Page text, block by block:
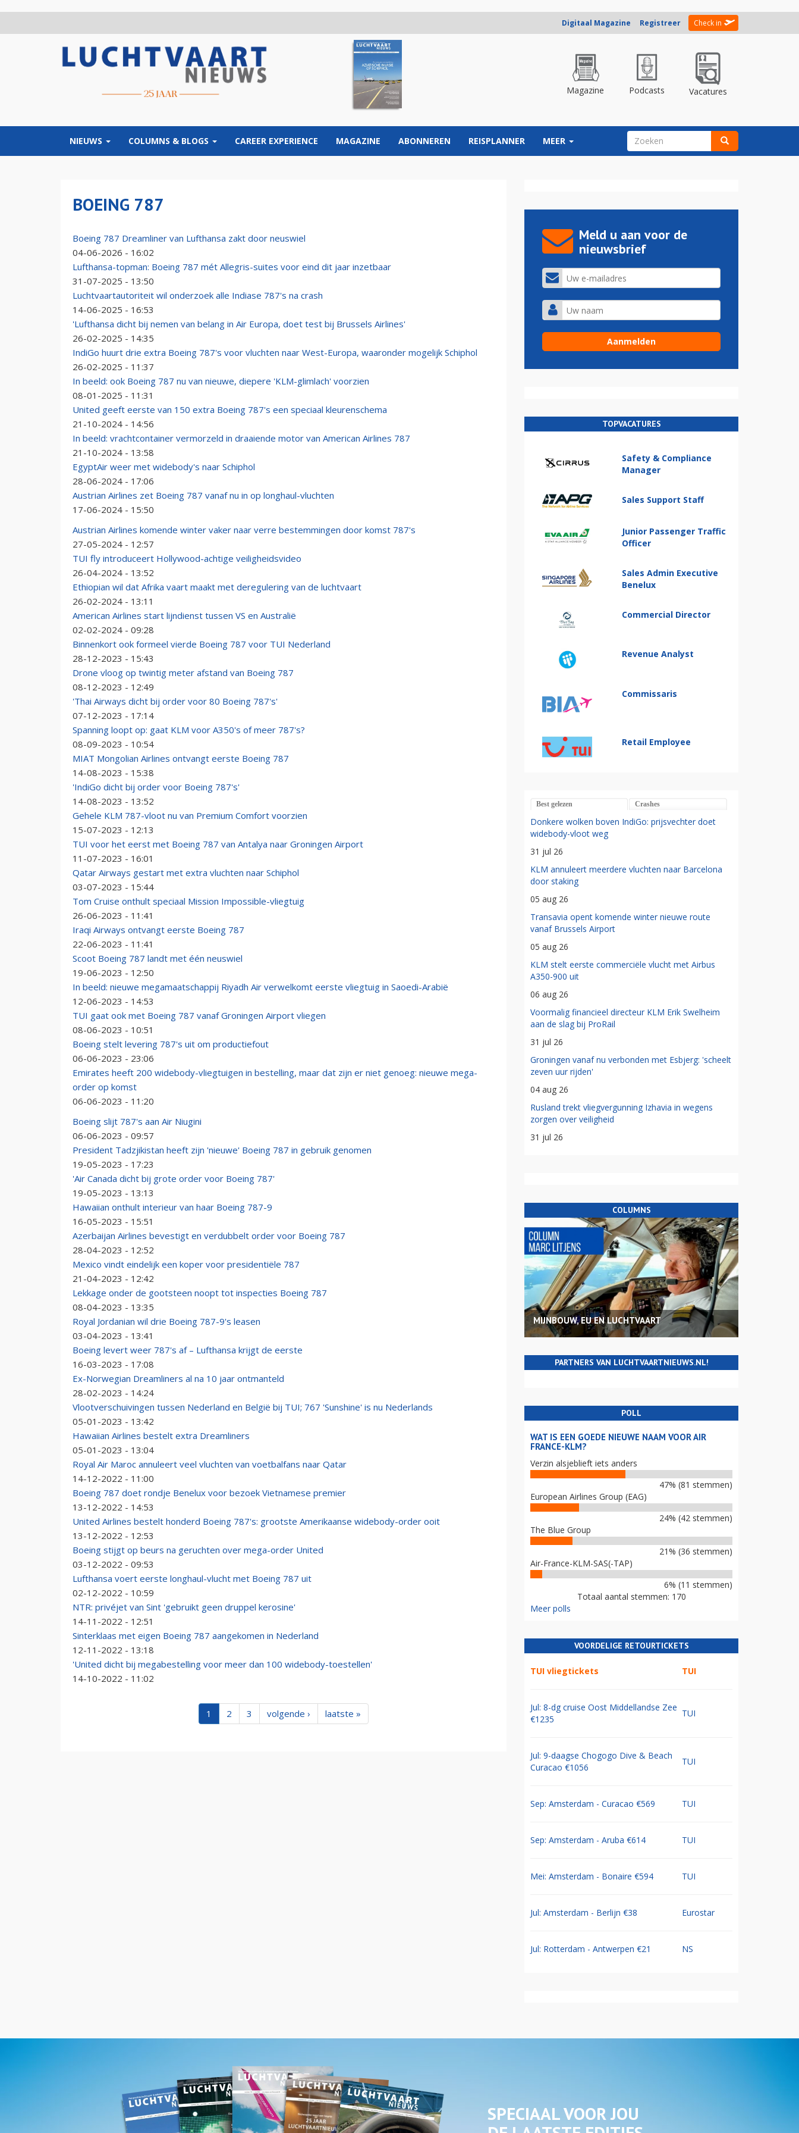
Digitaal Magazine Registreer Check in
Magazine Podcasts Vacatures
NIEUWS COLUMNS & BLOGS CAREER EXPERIENCE MAGAZINE ABONNEREN REISPLANNER MEER ZOEKVELD
BOEING 787
Boeing 787 Dreamliner van Lufthansa zakt door neuswiel
04-06-2026 - 16:02
Lufthansa-topman: Boeing 787 mét Allegris-suites voor eind dit jaar inzetbaar
31-07-2025 - 13:50
Luchtvaartautoriteit wil onderzoek alle Indiase 787's na crash
14-06-2025 - 16:53
'Lufthansa dicht bij nemen van belang in Air Europa, doet test bij Brussels Airlines'
26-02-2025 - 14:35
IndiGo huurt drie extra Boeing 787's voor vluchten naar West-Europa, waaronder mogelijk Schiphol
26-02-2025 - 11:37
In beeld: ook Boeing 787 nu van nieuwe, diepere 'KLM-glimlach' voorzien
08-01-2025 - 11:31
United geeft eerste van 150 extra Boeing 787's een speciaal kleurenschema
21-10-2024 - 14:56
In beeld: vrachtcontainer vermorzeld in draaiende motor van American Airlines 787
21-10-2024 - 13:58
EgyptAir weer met widebody's naar Schiphol
28-06-2024 - 17:06
Austrian Airlines zet Boeing 787 vanaf nu in op longhaul-vluchten
17-06-2024 - 15:50
Austrian Airlines komende winter vaker naar verre bestemmingen door komst 787's
27-05-2024 - 12:57
TUI fly introduceert Hollywood-achtige veiligheidsvideo
26-04-2024 - 13:52
Ethiopian wil dat Afrika vaart maakt met deregulering van de luchtvaart
26-02-2024 - 13:11
American Airlines start lijndienst tussen VS en Australië
02-02-2024 - 09:28
Binnenkort ook formeel vierde Boeing 787 voor TUI Nederland
28-12-2023 - 15:43
Drone vloog op twintig meter afstand van Boeing 787
08-12-2023 - 12:49
'Thai Airways dicht bij order voor 80 Boeing 787's'
07-12-2023 - 17:14
Spanning loopt op: gaat KLM voor A350's of meer 787's?
08-09-2023 - 10:54
MIAT Mongolian Airlines ontvangt eerste Boeing 787
14-08-2023 - 15:38
'IndiGo dicht bij order voor Boeing 787's'
14-08-2023 - 13:52
Gehele KLM 787-vloot nu van Premium Comfort voorzien
15-07-2023 - 12:13
TUI voor het eerst met Boeing 787 van Antalya naar Groningen Airport
11-07-2023 - 16:01
Qatar Airways gestart met extra vluchten naar Schiphol
03-07-2023 - 15:44
Tom Cruise onthult speciaal Mission Impossible-vliegtuig
26-06-2023 - 11:41
Iraqi Airways ontvangt eerste Boeing 787
22-06-2023 - 11:41
Scoot Boeing 787 landt met één neuswiel
19-06-2023 - 12:50
In beeld: nieuwe megamaatschappij Riyadh Air verwelkomt eerste vliegtuig in Saoedi-Arabië
12-06-2023 - 14:53
TUI gaat ook met Boeing 787 vanaf Groningen Airport vliegen
08-06-2023 - 10:51
Boeing stelt levering 787's uit om productiefout
06-06-2023 - 23:06
Emirates heeft 200 widebody-vliegtuigen in bestelling, maar dat zijn er niet genoeg: nieuwe mega-
order op komst
06-06-2023 - 11:20
Boeing slijt 787's aan Air Niugini
06-06-2023 - 09:57
President Tadzjikistan heeft zijn 'nieuwe' Boeing 787 in gebruik genomen
19-05-2023 - 17:23
'Air Canada dicht bij grote order voor Boeing 787'
19-05-2023 - 13:13
Hawaiian onthult interieur van haar Boeing 787-9
16-05-2023 - 15:51
Azerbaijan Airlines bevestigt en verdubbelt order voor Boeing 787
28-04-2023 - 12:52
Mexico vindt eindelijk een koper voor presidentiële 787
21-04-2023 - 12:42
Lekkage onder de gootsteen noopt tot inspecties Boeing 787
08-04-2023 - 13:35
Royal Jordanian wil drie Boeing 787-9's leasen
03-04-2023 - 13:41
Boeing levert weer 787's af – Lufthansa krijgt de eerste
16-03-2023 - 17:08
Ex-Norwegian Dreamliners al na 10 jaar ontmanteld
28-02-2023 - 14:24
Vlootverschuivingen tussen Nederland en België bij TUI; 767 'Sunshine' is nu Nederlands
05-01-2023 - 13:42
Hawaiian Airlines bestelt extra Dreamliners
05-01-2023 - 13:04
Royal Air Maroc annuleert veel vluchten van voetbalfans naar Qatar
14-12-2022 - 11:00
Boeing 787 doet rondje Benelux voor bezoek Vietnamese premier
13-12-2022 - 14:53
United Airlines bestelt honderd Boeing 787's: grootste Amerikaanse widebody-order ooit
13-12-2022 - 12:53
Boeing stijgt op beurs na geruchten over mega-order United
03-12-2022 - 09:53
Lufthansa voert eerste longhaul-vlucht met Boeing 787 uit
02-12-2022 - 10:59
NTR: privéjet van Sint 'gebruikt geen druppel kerosine'
14-11-2022 - 12:51
Sinterklaas met eigen Boeing 787 aangekomen in Nederland
12-11-2022 - 13:18
'United dicht bij megabestelling voor meer dan 100 widebody-toestellen'
14-10-2022 - 11:02
1 2 3 volgende › laatste »
Meld u aan voor de
nieuwsbrief
TOPVACATURES
Safety & Compliance
Manager
Sales Support Staff
Junior Passenger Traffic
Officer
Sales Admin Executive
Benelux
Commercial Director
Revenue Analyst
Commissaris
Retail Employee
Best gelezen Crashes
Donkere wolken boven IndiGo: prijsvechter doet
widebody-vloot weg
31 jul 26
KLM annuleert meerdere vluchten naar Barcelona
door staking
05 aug 26
Transavia opent komende winter nieuwe route
vanaf Brussels Airport
05 aug 26
KLM stelt eerste commerciële vlucht met Airbus
A350-900 uit
06 aug 26
Voormalig financieel directeur KLM Erik Swelheim
aan de slag bij ProRail
31 jul 26
Groningen vanaf nu verbonden met Esbjerg: 'scheelt
zeven uur rijden'
04 aug 26
Rusland trekt vliegvergunning Izhavia in wegens
zorgen over veiligheid
31 jul 26
COLUMNS
MIJNBOUW, EU EN LUCHTVAART
PARTNERS VAN LUCHTVAARTNIEUWS.NL!
POLL
WAT IS EEN GOEDE NIEUWE NAAM VOOR AIR
FRANCE-KLM?
Verzin alsjeblieft iets anders
47% (81 stemmen)
European Airlines Group (EAG)
24% (42 stemmen)
The Blue Group
21% (36 stemmen)
Air-France-KLM-SAS(-TAP)
6% (11 stemmen)
Totaal aantal stemmen: 170
Meer polls
VOORDELIGE RETOURTICKETS
TUI vliegtickets TUI
Jul: 8-dg cruise Oost Middellandse Zee
€1235
TUI
Jul: 9-daagse Chogogo Dive & Beach
Curacao €1056
TUI
Sep: Amsterdam - Curacao €569 TUI
Sep: Amsterdam - Aruba €614 TUI
Mei: Amsterdam - Bonaire €594 TUI
Jul: Amsterdam - Berlijn €38 Eurostar
Jul: Rotterdam - Antwerpen €21 NS
SPECIAAL VOOR JOU